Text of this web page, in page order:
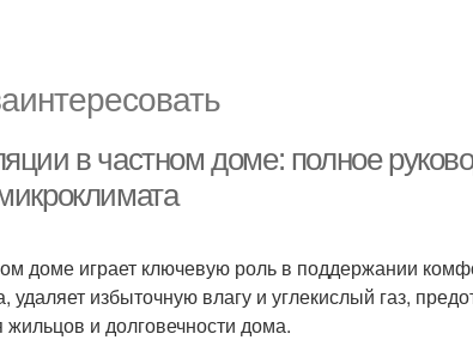
в частном доме: полное
доме играет ключевую роль в поддержании
удаляет избыточную влагу и углекислый газ,
и долговечности дома.